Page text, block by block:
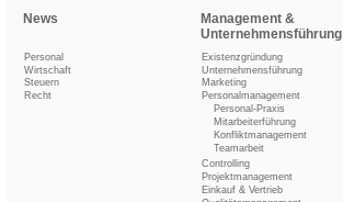
News
Personal
Wirtschaft
Steuern
Recht
Management &
Unternehmensführung
Existenzgründung
Unternehmensführung
Marketing
Personalmanagement
Personal-Praxis
Mitarbeiterführung
Konfliktmanagement
Teamarbeit
Controlling
Projektmanagement
Einkauf & Vertrieb